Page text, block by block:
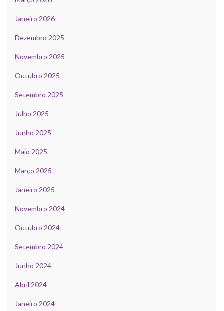
Janeiro 2026
Dezembro 2025
Novembro 2025
Outubro 2025
Setembro 2025
Julho 2025
Junho 2025
Maio 2025
Março 2025
Janeiro 2025
Novembro 2024
Outubro 2024
Setembro 2024
Junho 2024
Abril 2024
Janeiro 2024